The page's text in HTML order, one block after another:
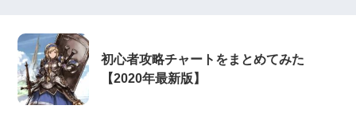
初心者攻略チャートをまとめてみた
【2020年最新版】